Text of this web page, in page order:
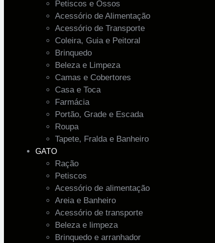
Petiscos e Ossos
Acessório de Alimentação
Acessório de Transporte
Coleira, Guia e Peitoral
Brinquedo
Beleza e Limpeza
Camas e Cobertores
Casa e Toca
Farmácia
Portão, Grade e Escada
Roupa
Tapete, Fralda e Banheiro
GATO
Ração
Petiscos
Acessório de alimentação
Areia e Banheiro
Acessório de transporte
Beleza e limpeza
Brinquedo e arranhador